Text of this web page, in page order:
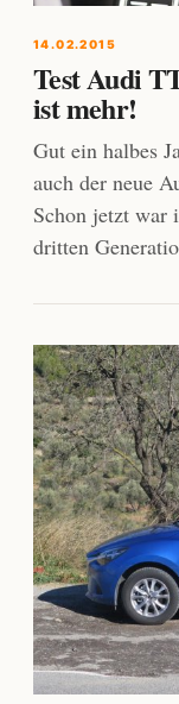
14.02.2015
Test Audi
ist mehr!
Gut ein halbes
auch der neue
Schon jetzt war
dritten